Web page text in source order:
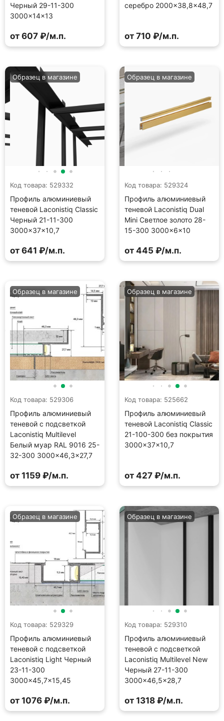
Черный 29-11-300
3000×14×13
от 607 ₽/м.п.
серебро 2000×38,8×48,7
от 710 ₽/м.п.
Код товара: 529332
Профиль алюминиевый
теневой Laconistiq Classic
Черный 21-11-300
3000×37×10,7
Образец в магазине
от 641 ₽/м.п.
Код товара: 529324
Профиль алюминиевый
теневой Laconistiq Dual
Mini Светлое золото 28-
15-300 3000×6×10
Образец в магазине
от 445 ₽/м.п.
Код товара: 529306
Профиль алюминиевый
теневой с подсветкой
Laconistiq Multilevel
Белый муар RAL 9016 25-
32-300 3000×46,3×27,7
Образец в магазине
от 1159 ₽/м.п.
Код товара: 525662
Профиль алюминиевый
теневой Laconistiq Classic
21-100-300 без покрытия
3000×37×10,7
Образец в магазине
от 427 ₽/м.п.
Код товара: 529329
Профиль алюминиевый
теневой с подсветкой
Laconistiq Light Черный
23-11-300
3000×45,7×15,45
Образец в магазине
от 1076 ₽/м.п.
Код товара: 529310
Профиль алюминиевый
теневой с подсветкой
Laconistiq Multilevel New
Черный 27-11-300
3000×46,5×28,7
Образец в магазине
от 1318 ₽/м.п.